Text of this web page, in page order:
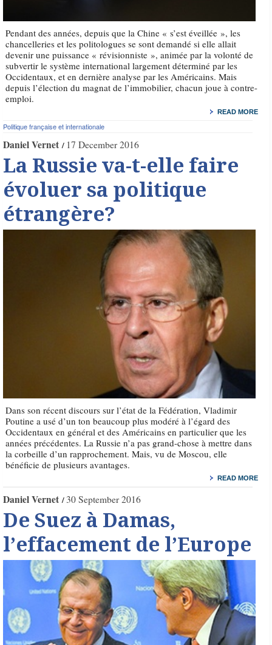
Pendant des années, depuis que la Chine « s’est éveillée », les
chancelleries et les politologues se sont demandé si elle allait
devenir une puissance « révisionniste », animée par la volonté de
subvertir le système international largement déterminé par les
Occidentaux, et en dernière analyse par les Américains. Mais
depuis l’élection du magnat de l’immobilier, chacun joue à contre-
emploi.
READ MORE
Politique française et internationale
Daniel Vernet 17 December 2016
La Russie va-t-elle faire
évoluer sa politique
étrangère?
Dans son récent discours sur l’état de la Fédération, Vladimir
Poutine a usé d’un ton beaucoup plus modéré à l’égard des
Occidentaux en général et des Américains en particulier que les
années précédentes. La Russie n’a pas grand-chose à mettre dans
la corbeille d’un rapprochement. Mais, vu de Moscou, elle
bénéficie de plusieurs avantages.
READ MORE
Daniel Vernet 30 September 2016
De Suez à Damas,
l’effacement de l’Europe